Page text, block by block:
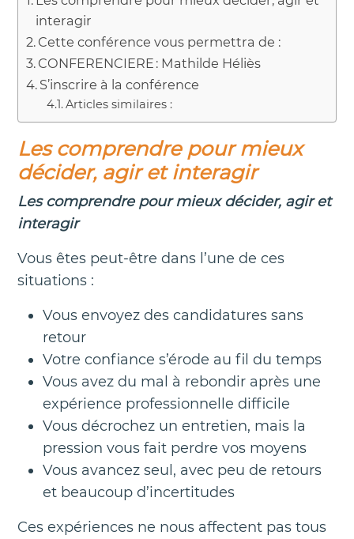
interagir
Cette conférence vous permettra de :
CONFERENCIERE : Mathilde Héliès
S’inscrire à la conférence
Articles similaires :
Les comprendre pour mieux
décider, agir et interagir
Les comprendre pour mieux décider, agir et
interagir
Vous êtes peut-être dans l’une de ces
situations :
Vous envoyez des candidatures sans
retour
Votre confiance s’érode au fil du temps
Vous avez du mal à rebondir après une
expérience professionnelle difficile
Vous décrochez un entretien, mais la
pression vous fait perdre vos moyens
Vous avancez seul, avec peu de retours
et beaucoup d’incertitudes
Ces expériences ne nous affectent pas tous